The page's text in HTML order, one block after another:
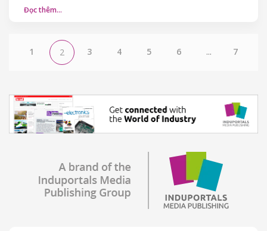
Đọc thêm…
1 2 3 4 5 6 ... 7